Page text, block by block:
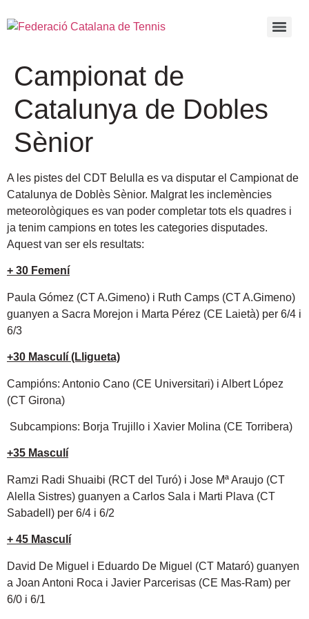
Campionat de
Catalunya de Dobles
Sènior
A les pistes del CDT Belulla es va disputar el Campionat de
Catalunya de Doblès Sènior. Malgrat les inclemències
meteorològiques es van poder completar tots els quadres i
ja tenim campions en totes les categories disputades.
Aquest van ser els resultats:
+ 30 Femení
Paula Gómez (CT A.Gimeno) i Ruth Camps (CT A.Gimeno)
guanyen a Sacra Morejon i Marta Pérez (CE Laietà) per 6/4 i
6/3
+30 Masculí (Lligueta)
Campións: Antonio Cano (CE Universitari) i Albert López
(CT Girona)
Subcampions: Borja Trujillo i Xavier Molina (CE Torribera)
+35 Masculí
Ramzi Radi Shuaibi (RCT del Turó) i Jose Mª Araujo (CT
Alella Sistres) guanyen a Carlos Sala i Marti Plava (CT
Sabadell) per 6/4 i 6/2
+ 45 Masculí
David De Miguel i Eduardo De Miguel (CT Mataró) guanyen
a Joan Antoni Roca i Javier Parcerisas (CE Mas-Ram) per
6/0 i 6/1